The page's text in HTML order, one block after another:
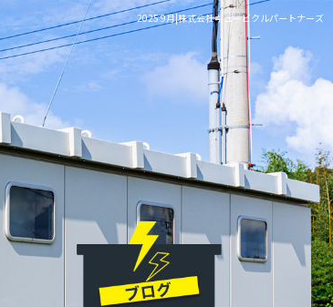
2025 9月|株式会社キュービクルパートナーズ